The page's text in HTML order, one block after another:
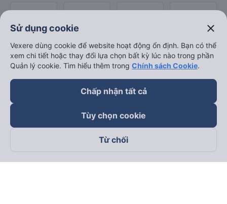
Theo dõi chúng tôi trên
Sử dụng cookie close
Vexere dùng cookie để website hoạt động ổn định. Bạn có thể
xem chi tiết hoặc thay đổi lựa chọn bất kỳ lúc nào trong phần
Quản lý cookie. Tìm hiểu thêm trong Chính sách Cookie.
Chấp nhận tất cả
Tùy chọn cookie
Từ chối